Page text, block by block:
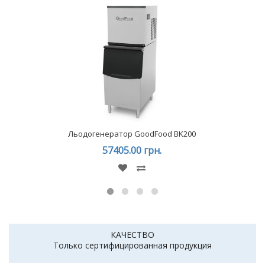
Льодогенератор GoodFood BK200
57405.00 грн.
КАЧЕСТВО
Только сертифицированная продукция